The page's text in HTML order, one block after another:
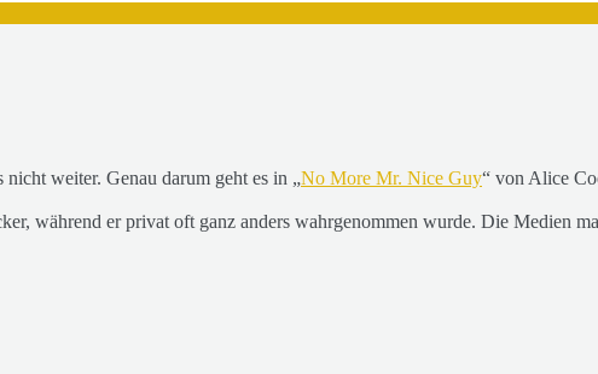
weiter. Genau darum geht es in „No More Mr. Nice Guy“ von Alice
während er privat oft ganz anders wahrgenommen wurde. Die Medien